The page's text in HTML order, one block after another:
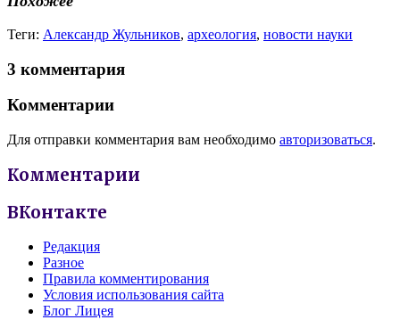
Теги: Александр Жульников, археология, новости науки
3 комментария
Комментарии
Для отправки комментария вам необходимо авторизоваться.
Комментарии
ВКонтакте
Редакция
Разное
Правила комментирования
Условия использования сайта
Блог Лицея